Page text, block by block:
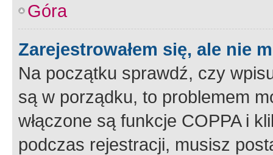
Góra
Zarejestrowałem się, ale nie
Na początku sprawdź, czy
są w porządku, to problemem
włączone są funkcje COPPA i
podczas rejestracji, musisz